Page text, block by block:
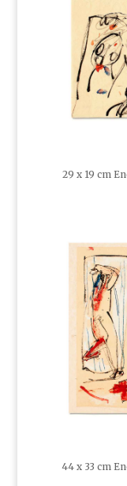
29 x 19 cm
44 x 33 cm